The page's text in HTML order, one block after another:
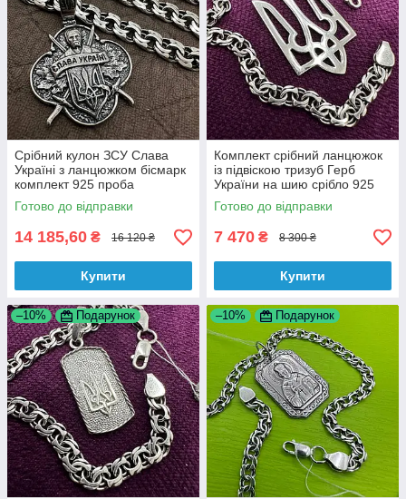
Срібний кулон ЗСУ Слава
Україні з ланцюжком бісмарк
комплект 925 проба
Готово до відправки
14 185,60 ₴ 16 120 ₴
Купити
Комплект срібний ланцюжок
із підвіскою тризуб Герб
України на шию срібло 925
проба ланцюг кулон
Готово до відправки
7 470 ₴ 8 300 ₴
Купити
–10% Подарунок –10% Подарунок